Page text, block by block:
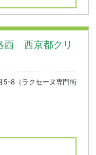
西 西京都クリ
5-8（ラクセーヌ専門街